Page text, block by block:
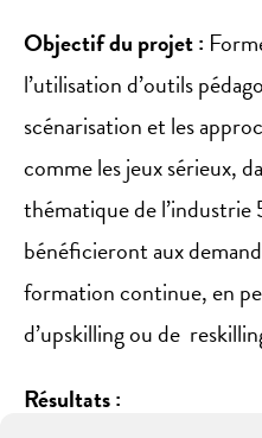
Objectif du projet :
l’utilisation d’outils
scénarisation et les
comme les jeux sérieux,
thématique de
bénéficieront aux
formation continue, en
d’upskilling ou de
Résultats :